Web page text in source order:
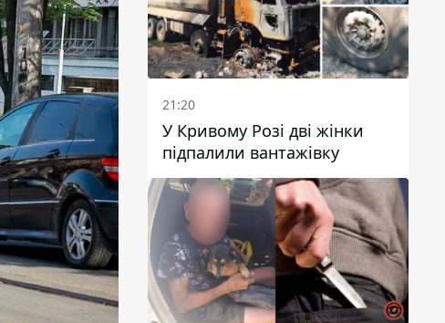
21:20
У Кривому Розі дві жінки
підпалили вантажівку